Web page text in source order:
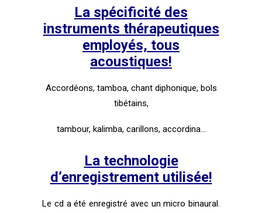
La spécificité des
instruments thérapeutiques
employés, tous
acoustiques!
Accordéons, tamboa, chant diphonique, bols
tibétains,
tambour, kalimba, carillons, accordina…
La technologie
d’enregistrement utilisée!
Le cd a été enregistré avec unmicro binaural.